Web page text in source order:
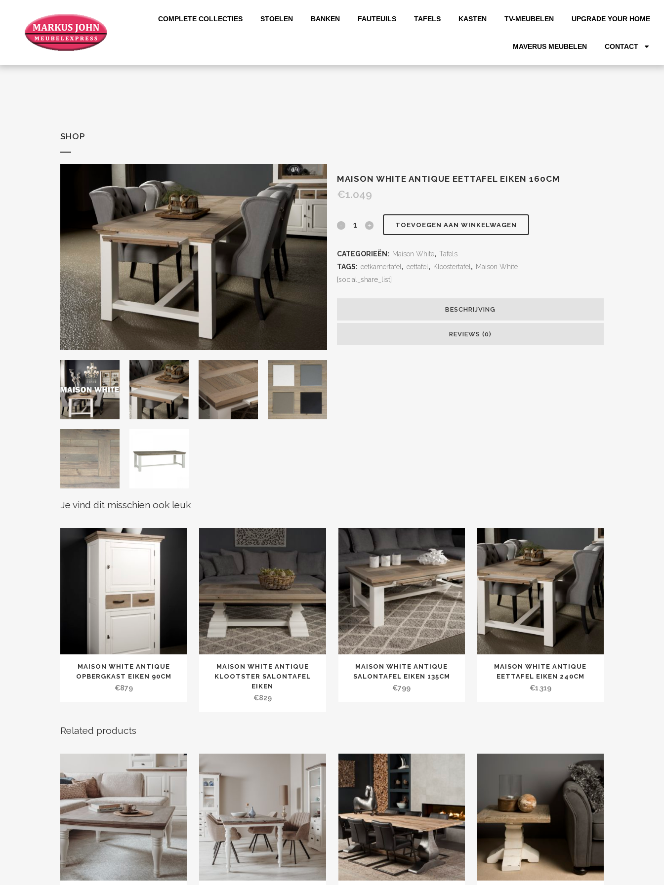
COMPLETE COLLECTIES STOELEN BANKEN FAUTEUILS TAFELS KASTEN TV-MEUBELEN UPGRADE YOUR HOME
MAVERUS MEUBELEN CONTACT
SHOP
MAISON WHITE ANTIQUE EETTAFEL EIKEN 160CM
€1.049
TOEVOEGEN AAN WINKELWAGEN
CATEGORIEËN: Maison White, Tafels
TAGS: eetkamertafel , eettafel , Kloostertafel , Maison White
[social_share_list]
BESCHRIJVING
REVIEWS (0)
Je vind dit misschien ook leuk
MAISON WHITE ANTIQUE
OPBERGKAST EIKEN 90CM
€879
MAISON WHITE ANTIQUE
KLOOTSTER SALONTAFEL
EIKEN
€829
MAISON WHITE ANTIQUE
SALONTAFEL EIKEN 135CM
€799
MAISON WHITE ANTIQUE
EETTAFEL EIKEN 240CM
€1.319
Related products